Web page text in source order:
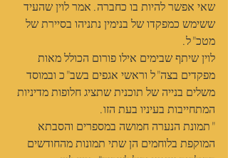
שאי אפשר להיות בו כחברה. אמר לוין שהעיד
ששימש כמפקדו של בנימין נתניהו בסיירת של
מטכ"ל.
לוין שיתף שבימים אילו פורום הכולל מאות
מפקדים בצה"ל וראשי אגפים בשב"כ ובמוסד
משלים בנייה של תוכנית שתציג חלופות מדיניות
המתחייבות בעיניו בעת הזו.
"תמונת הנערה חמושה במספרים והסבתא
המוקפת בלוחמים הן שתי תמונות מהחודשים